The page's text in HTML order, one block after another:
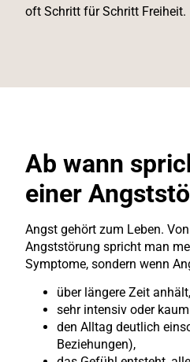
oft Schritt für Schritt Freiheit.
Ab wann
einer
Angst gehört zum Leben.
Angststörung spricht man
Symptome, sondern wenn
über längere Zeit anhält,
sehr intensiv oder
den Alltag deutlich
Beziehungen),